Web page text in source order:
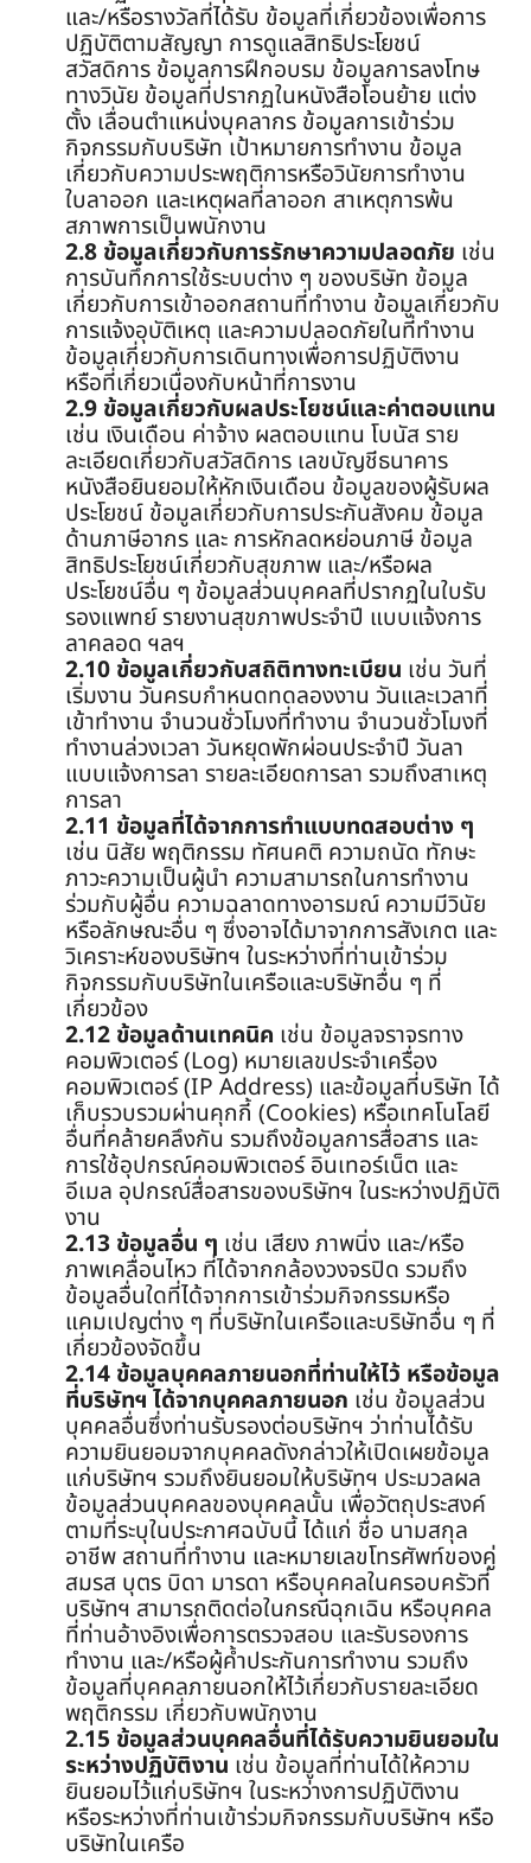
และ/หรือรางวัลที่ได้รับ ข้อมูลที่เกี่ยวข้องเพื่อการ
ปฏิบัติตามสัญญา การดูแลสิทธิประโยชน์
สวัสดิการ ข้อมูลการฝึกอบรม ข้อมูลการลงโทษ
ทางวินัย ข้อมูลที่ปรากฏในหนังสือโอนย้าย แต่ง
ตั้ง เลื่อนตำแหน่งบุคลากร ข้อมูลการเข้าร่วม
กิจกรรมกับบริษัท เป้าหมายการทำงาน ข้อมูล
เกี่ยวกับความประพฤติการหรือวินัยการทำงาน
ใบลาออก และเหตุผลที่ลาออก สาเหตุการพ้น
สภาพการเป็นพนักงาน
2.8 ข้อมูลเกี่ยวกับการรักษาความปลอดภัย เช่น
การบันทึกการใช้ระบบต่าง ๆ ของบริษัท ข้อมูล
เกี่ยวกับการเข้าออกสถานที่ทำงาน ข้อมูลเกี่ยวกับ
การแจ้งอุบัติเหตุ และความปลอดภัยในที่ทำงาน
ข้อมูลเกี่ยวกับการเดินทางเพื่อการปฏิบัติงาน
หรือที่เกี่ยวเนื่องกับหน้าที่การงาน
2.9 ข้อมูลเกี่ยวกับผลประโยชน์และค่าตอบแทน
เช่น เงินเดือน ค่าจ้าง ผลตอบแทน โบนัส ราย
ละเอียดเกี่ยวกับสวัสดิการ เลขบัญชีธนาคาร
หนังสือยินยอมให้หักเงินเดือน ข้อมูลของผู้รับผล
ประโยชน์ ข้อมูลเกี่ยวกับการประกันสังคม ข้อมูล
ด้านภาษีอากร และ การหักลดหย่อนภาษี ข้อมูล
สิทธิประโยชน์เกี่ยวกับสุขภาพ และ/หรือผล
ประโยชน์อื่น ๆ ข้อมูลส่วนบุคคลที่ปรากฏในใบรับ
รองแพทย์ รายงานสุขภาพประจำปี แบบแจ้งการ
ลาคลอด ฯลฯ
2.10 ข้อมูลเกี่ยวกับสถิติทางทะเบียน เช่น วันที่
เริ่มงาน วันครบกำหนดทดลองงาน วันและเวลาที่
เข้าทำงาน จำนวนชั่วโมงที่ทำงาน จำนวนชั่วโมงที่
ทำงานล่วงเวลา วันหยุดพักผ่อนประจำปี วันลา
แบบแจ้งการลา รายละเอียดการลา รวมถึงสาเหตุ
การลา
2.11 ข้อมูลที่ได้จากการทำแบบทดสอบต่าง ๆ
เช่น นิสัย พฤติกรรม ทัศนคติ ความถนัด ทักษะ
ภาวะความเป็นผู้นำ ความสามารถในการทำงาน
ร่วมกับผู้อื่น ความฉลาดทางอารมณ์ ความมีวินัย
หรือลักษณะอื่น ๆ ซึ่งอาจได้มาจากการสังเกต และ
วิเคราะห์ของบริษัทฯ ในระหว่างที่ท่านเข้าร่วม
กิจกรรมกับบริษัทในเครือและบริษัทอื่น ๆ ที่
เกี่ยวข้อง
2.12 ข้อมูลด้านเทคนิค เช่น ข้อมูลจราจรทาง
คอมพิวเตอร์ (Log) หมายเลขประจำเครื่อง
คอมพิวเตอร์ (IP Address) และข้อมูลที่บริษัท ได้
เก็บรวบรวมผ่านคุกกี้ (Cookies) หรือเทคโนโลยี
อื่นที่คล้ายคลึงกัน รวมถึงข้อมูลการสื่อสาร และ
การใช้อุปกรณ์คอมพิวเตอร์ อินเทอร์เน็ต และ
อีเมล อุปกรณ์สื่อสารของบริษัทฯ ในระหว่างปฏิบัติ
งาน
2.13 ข้อมูลอื่น ๆ เช่น เสียง ภาพนิ่ง และ/หรือ
ภาพเคลื่อนไหว ที่ได้จากกล้องวงจรปิด รวมถึง
ข้อมูลอื่นใดที่ได้จากการเข้าร่วมกิจกรรมหรือ
แคมเปญต่าง ๆ ที่บริษัทในเครือและบริษัทอื่น ๆ ที่
เกี่ยวข้องจัดขึ้น
2.14 ข้อมูลบุคคลภายนอกที่ท่านให้ไว้ หรือข้อมูล
ที่บริษัทฯ ได้จากบุคคลภายนอก เช่น ข้อมูลส่วน
บุคคลอื่นซึ่งท่านรับรองต่อบริษัทฯ ว่าท่านได้รับ
ความยินยอมจากบุคคลดังกล่าวให้เปิดเผยข้อมูล
แก่บริษัทฯ รวมถึงยินยอมให้บริษัทฯ ประมวลผล
ข้อมูลส่วนบุคคลของบุคคลนั้น เพื่อวัตถุประสงค์
ตามที่ระบุในประกาศฉบับนี้ ได้แก่ ชื่อ นามสกุล
อาชีพ สถานที่ทำงาน และหมายเลขโทรศัพท์ของคู่
สมรส บุตร บิดา มารดา หรือบุคคลในครอบครัวที่
บริษัทฯ สามารถติดต่อในกรณีฉุกเฉิน หรือบุคคล
ที่ท่านอ้างอิงเพื่อการตรวจสอบ และรับรองการ
ทำงาน และ/หรือผู้ค้ำประกันการทำงาน รวมถึง
ข้อมูลที่บุคคลภายนอกให้ไว้เกี่ยวกับรายละเอียด
พฤติกรรม เกี่ยวกับพนักงาน
2.15 ข้อมูลส่วนบุคคลอื่นที่ได้รับความยินยอมใน
ระหว่างปฏิบัติงาน เช่น ข้อมูลที่ท่านได้ให้ความ
ยินยอมไว้แก่บริษัทฯ ในระหว่างการปฏิบัติงาน
หรือระหว่างที่ท่านเข้าร่วมกิจกรรมกับบริษัทฯ หรือ
บริษัทในเครือ